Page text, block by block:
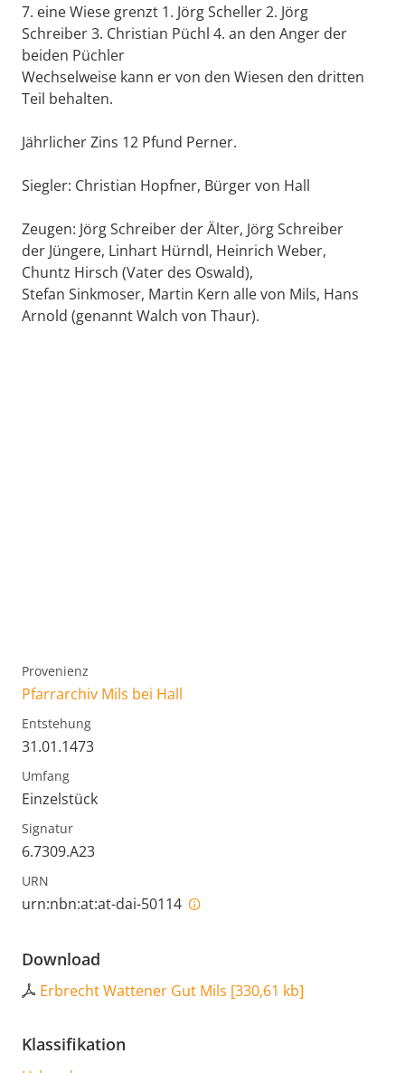
7. eine Wiese grenzt 1. Jörg Scheller 2. Jörg
Schreiber 3. Christian Püchl 4. an den Anger der
beiden Püchler
Wechselweise kann er von den Wiesen den dritten
Teil behalten.
Jährlicher Zins 12 Pfund Perner.
Siegler: Christian Hopfner, Bürger von Hall
Zeugen: Jörg Schreiber der Älter, Jörg Schreiber
der Jüngere, Linhart Hürndl, Heinrich Weber,
Chuntz Hirsch (Vater des Oswald),
Stefan Sinkmoser, Martin Kern alle von Mils, Hans
Arnold (genannt Walch von Thaur).
Provenienz
Pfarrarchiv Mils bei Hall
Entstehung
31.01.1473
Umfang
Einzelstück
Signatur
6.7309.A23
URN
urn:nbn:at:at-dai-50114
Download
Erbrecht Wattener Gut Mils [330,61 kb]
Klassifikation